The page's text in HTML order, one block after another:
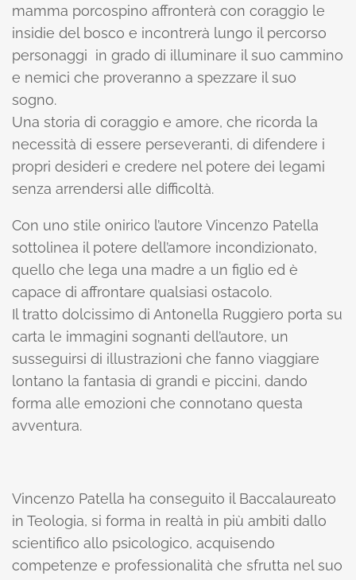
mamma porcospino affronterà con coraggio le
insidie del bosco e incontrerà lungo il percorso
personaggi in grado di illuminare il suo cammino
e nemici che proveranno a spezzare il suo
sogno.
Una storia di coraggio e amore, che ricorda la
necessità di essere perseveranti, di difendere i
propri desideri e credere nel potere dei legami
senza arrendersi alle difficoltà.
Con uno stile onirico l’autore Vincenzo Patella
sottolinea il potere dell’amore incondizionato,
quello che lega una madre a un figlio ed è
capace di affrontare qualsiasi ostacolo.
Il tratto dolcissimo di Antonella Ruggiero porta su
carta le immagini sognanti dell’autore, un
susseguirsi di illustrazioni che fanno viaggiare
lontano la fantasia di grandi e piccini, dando
forma alle emozioni che connotano questa
avventura.
Vincenzo Patella ha conseguito il Baccalaureato
in Teologia, si forma in realtà in più ambiti dallo
scientifico allo psicologico, acquisendo
competenze e professionalità che sfrutta nel suo